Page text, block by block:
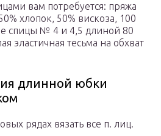
вам потребуется: пряжа
хлопок, 50% вискоза, 100
спицы № 4 и 4,5 длиной 80
эластичная тесьма на обхват
длинной юбки
рядах вязать все п. лиц.